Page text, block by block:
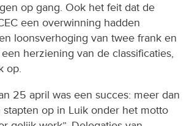
op gang. Ook het feit dat de
een overwinning hadden
loonsverhoging van twee frank en
herziening van de classificaties,
op.
25 april was een succes: meer dan
op in Luik onder het motto